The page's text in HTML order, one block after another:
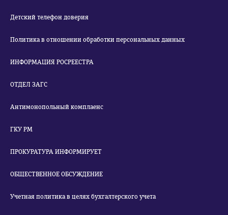
Детский телефон доверия
Политика в отношении обработки персональных данных
ИНФОРМАЦИЯ РОСРЕЕСТРА
ОТДЕЛ ЗАГС
Антимонопольный комплаенс
ГКУ РМ
ПРОКУРАТУРА ИНФОРМИРУЕТ
ОБЩЕСТВЕННОЕ ОБСУЖДЕНИЕ
Учетная политика в целях бухгалтерского учета